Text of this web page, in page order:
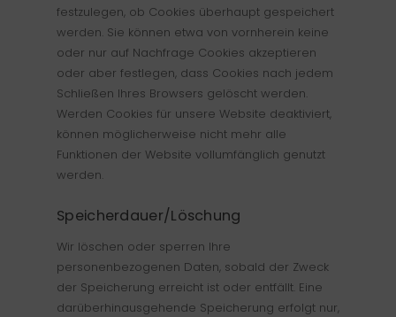
festzulegen, ob Cookies überhaupt gespeichert
werden. Sie können etwa von vornherein keine
oder nur auf Nachfrage Cookies akzeptieren
oder aber festlegen, dass Cookies nach jedem
Schließen Ihres Browsers gelöscht werden.
Werden Cookies für unsere Website deaktiviert,
können möglicherweise nicht mehr alle
Funktionen der Website vollumfänglich genutzt
werden.
Speicherdauer/Löschung
Wir löschen oder sperren Ihre
personenbezogenen Daten, sobald der Zweck
der Speicherung erreicht ist oder entfällt. Eine
darüberhinausgehende Speicherung erfolgt nur,
Kontakt
Impressum